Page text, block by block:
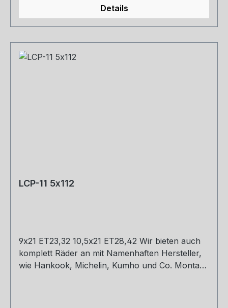
Details
LCP-11 5x112
9x21 ET23,32 10,5x21 ET28,42 Wir bieten auch
komplett Räder an mit Namenhaften Hersteller,
wie Hankook, Michelin, Kumho und Co. Montage